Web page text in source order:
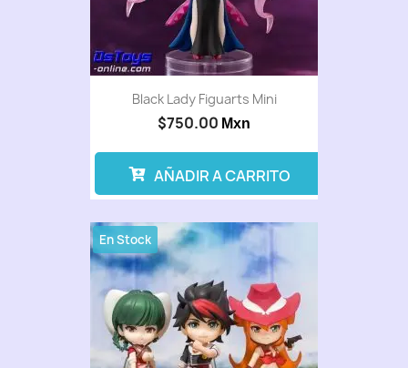
Black Lady Figuarts Mini
$750.00 Mxn
AÑADIR A CARRITO
En Stock